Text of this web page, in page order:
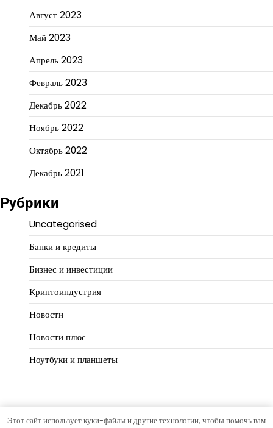
Август 2023
Май 2023
Апрель 2023
Февраль 2023
Декабрь 2022
Ноябрь 2022
Октябрь 2022
Декабрь 2021
Рубрики
Uncategorised
Банки и кредиты
Бизнес и инвестиции
Криптоиндустрия
Новости
Новости плюс
Ноутбуки и планшеты
Этот сайт использует куки-файлы и другие технологии, чтобы помочь вам